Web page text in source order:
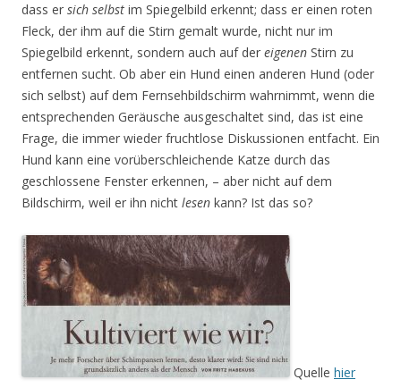
dass er sich selbst im Spiegelbild erkennt; dass er einen roten
Fleck, der ihm auf die Stirn gemalt wurde, nicht nur im
Spiegelbild erkennt, sondern auch auf der eigenen Stirn zu
entfernen sucht. Ob aber ein Hund einen anderen Hund (oder
sich selbst) auf dem Fernsehbildschirm wahrnimmt, wenn die
entsprechenden Geräusche ausgeschaltet sind, das ist eine
Frage, die immer wieder fruchtlose Diskussionen entfacht. Ein
Hund kann eine vorüberschleichende Katze durch das
geschlossene Fenster erkennen, – aber nicht auf dem
Bildschirm, weil er ihn nicht lesen kann? Ist das so?
Quelle hier